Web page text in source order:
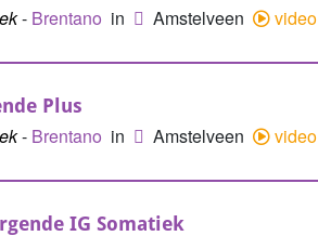
- Brentano in Amstelveen video
Plus
- Brentano in Amstelveen video
IG Somatiek